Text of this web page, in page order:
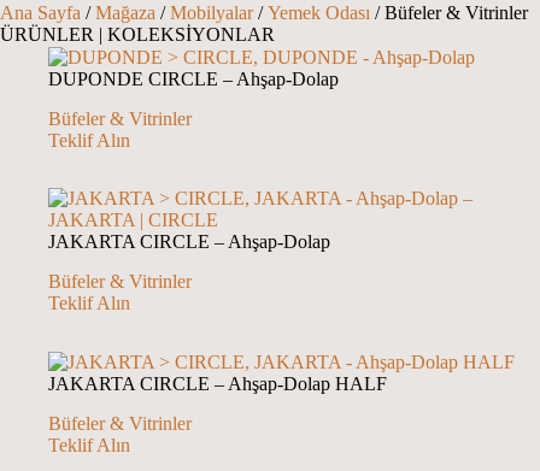
Ana Sayfa /Mağaza /Mobilyalar/Yemek Odası / Büfeler & Vitrinler
ÜRÜNLER | KOLEKSİYONLAR
DUPONDE CIRCLE – Ahşap-Dolap
Büfeler & Vitrinler
Teklif Alın
JAKARTA CIRCLE – Ahşap-Dolap
Büfeler & Vitrinler
Teklif Alın
JAKARTA CIRCLE – Ahşap-Dolap HALF
Büfeler & Vitrinler
Teklif Alın